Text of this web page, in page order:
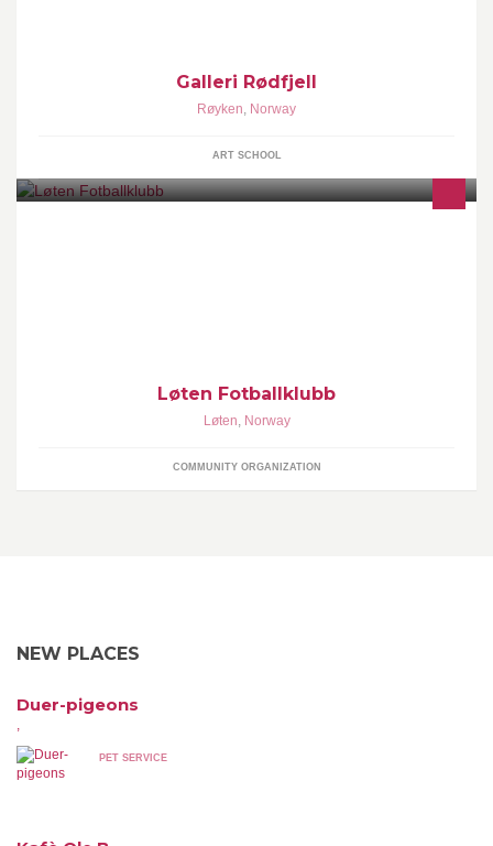
Galleri Rødfjell
Røyken, Norway
ART SCHOOL
Løten Fotballklubb
Løten, Norway
COMMUNITY ORGANIZATION
NEW PLACES
Duer-pigeons
,
PET SERVICE